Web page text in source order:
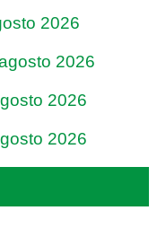
2026
2026
2026
2026